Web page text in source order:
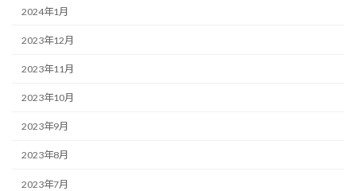
2024年1月
2023年12月
2023年11月
2023年10月
2023年9月
2023年8月
2023年7月